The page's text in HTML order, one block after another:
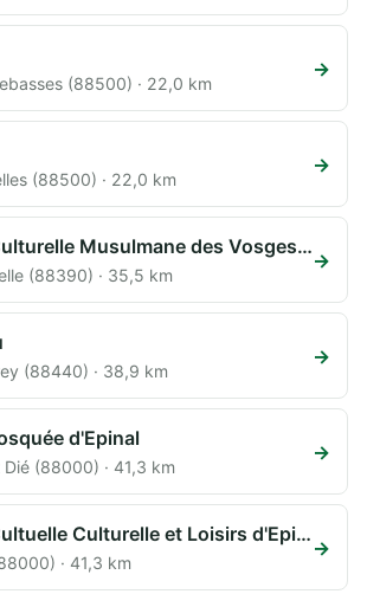
(88500) · 22,0 km
→
(88500) · 22,0 km
→
Association Culturelle Musulmane des Vosges (ACMV)
(88390) · 35,5 km
→
(88440) · 38,9 km
→
d'Epinal
(88000) · 41,3 km
→
Association Cultuelle Culturelle et Loisirs d'Epinal (ACCLE)
· 41,3 km
→